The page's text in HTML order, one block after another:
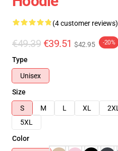
(4 customer reviews)
€49.39 €39.51 $42.95 -20%
Type
Unisex
Size
S
M L XL 2XL
5XL
Color